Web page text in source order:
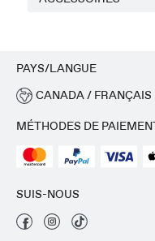
PAYS/LANGUE
CANADA / FRANÇAIS
MÉTHODES DE PAIEMENT
SUIS-NOUS